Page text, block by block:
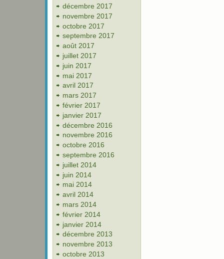
décembre 2017
novembre 2017
octobre 2017
septembre 2017
août 2017
juillet 2017
juin 2017
mai 2017
avril 2017
mars 2017
février 2017
janvier 2017
décembre 2016
novembre 2016
octobre 2016
septembre 2016
juillet 2014
juin 2014
mai 2014
avril 2014
mars 2014
février 2014
janvier 2014
décembre 2013
novembre 2013
octobre 2013